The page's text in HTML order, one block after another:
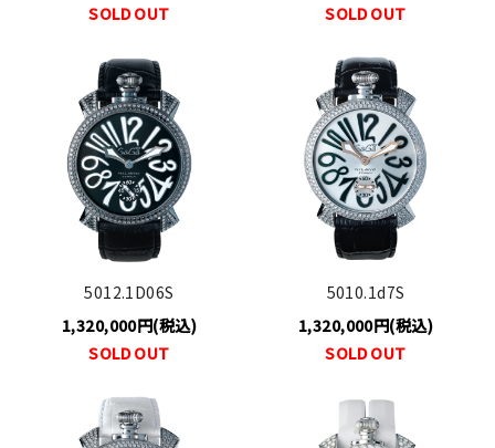
SOLD OUT
SOLD OUT
5012.1D06S
1,320,000円(税込)
SOLD OUT
5010.1d7S
1,320,000円(税込)
SOLD OUT